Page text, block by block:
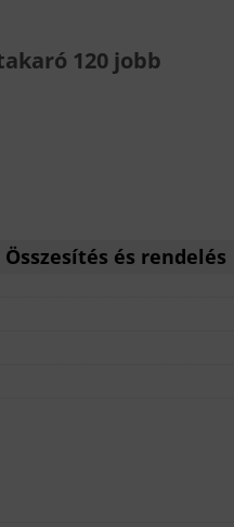
120 jobb
takaró 120 jobb mennyiség
Összesítés és rendelés